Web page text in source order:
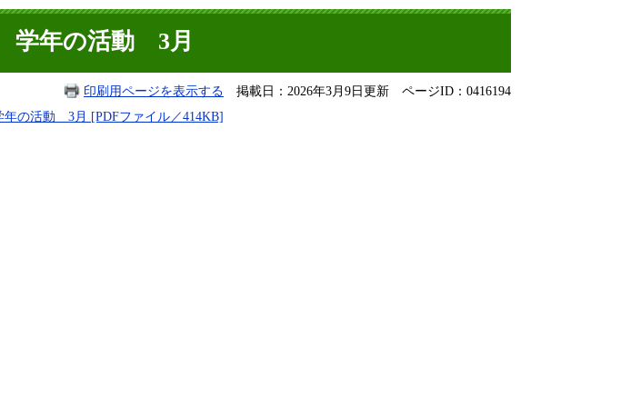
年の活動 3月
印刷用ページを表示する 掲載日：2026年3月9日更新 ページID：0416194
の活動 3月 [PDFファイル／414KB]